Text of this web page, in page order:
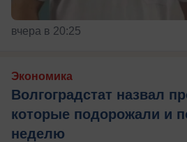
вчера в 20:25
Экономика
Волгоградстат назвал
которые подорожали и
неделю